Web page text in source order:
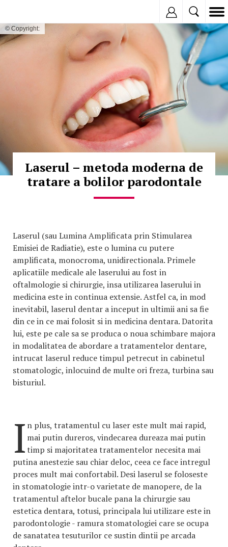
© Copyright:
Laserul – metoda moderna de
tratare a bolilor parodontale
Laserul (sau Lumina Amplificata prin Stimularea
Emisiei de Radiatie), este o lumina cu putere
amplificata, monocroma, unidirectionala. Primele
aplicatiile medicale ale laserului au fost in
oftalmologie si chirurgie, insa utilizarea laserului in
medicina este in continua extensie. Astfel ca, in mod
inevitabil, laserul dentar a inceput in ultimii ani sa fie
din ce in ce mai folosit si in medicina dentara. Datorita
lui, este pe cale sa se produca o noua schimbare majora
in modalitatea de abordare a tratamentelor dentare,
intrucat laserul reduce timpul petrecut in cabinetul
stomatologic, inlocuind de multe ori freza, turbina sau
bisturiul.
I n plus, tratamentul cu laser este mult mai rapid,
mai putin dureros, vindecarea dureaza mai putin
timp si majoritatea tratamentelor necesita mai
putina anestezie sau chiar deloc, ceea ce face intregul
proces mult mai confortabil. Desi laserul se foloseste
in stomatologie intr-o varietate de manopere, de la
tratamentul aftelor bucale pana la chirurgie sau
estetica dentara, totusi, principala lui utilizare este in
parodontologie - ramura stomatologiei care se ocupa
de sanatatea tesuturilor ce sustin dintii pe arcada